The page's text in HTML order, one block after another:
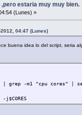
estaria muy muy bien.
(Lunes) »
04:47 (Lunes)
buena idea lo del script, seria
| grep -m1 "cpu cores"